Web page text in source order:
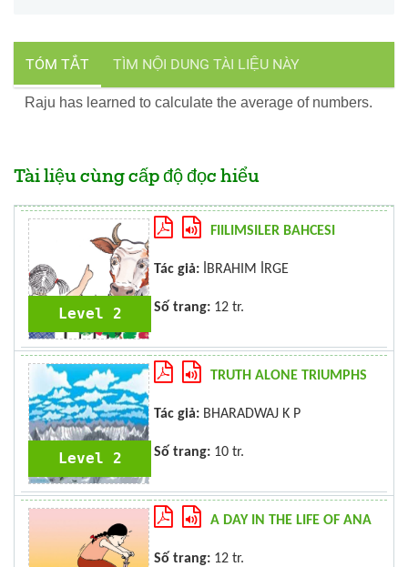
TÓM TẮT TÌM NỘI DUNG TÀI LIỆU NÀY
Raju has learned to calculate the average of numbers.
Tài liệu cùng cấp độ đọc hiểu
Level 2
FIILIMSILER BAHCESI
Tác giả: İBRAHIM İRGE
Số trang: 12 tr.
Level 2
TRUTH ALONE TRIUMPHS
Tác giả: BHARADWAJ K P
Số trang: 10 tr.
A DAY IN THE LIFE OF ANA
Số trang: 12 tr.